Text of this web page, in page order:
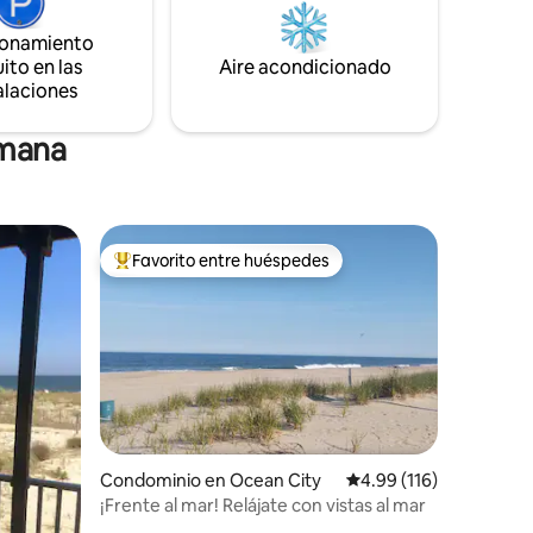
de
la playa
:)
finalmente entiendes el verdadero
significado de un estilo de vida costero!
en las
Aire acondicionado
De los mejores en Favorito entre huéspedes
Favorito entre huéspedes
Condominio en Ocean City Calificación promedio:
4.99 (116)
¡Frente al mar! Relájate con vistas al mar